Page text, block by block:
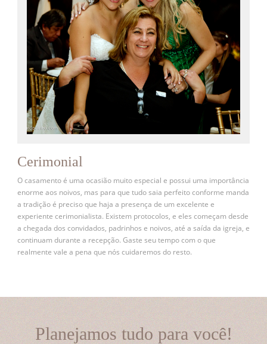
Cerimonial
O casamento é uma ocasião muito especial e possui uma importância
enorme aos noivos, mas para que tudo saia perfeito conforme manda
a tradição é preciso que haja a presença de um excelente e
experiente cerimonialista. Existem protocolos, e eles começam desde
a chegada dos convidados, padrinhos e noivos, até a saída da igreja, e
continuam durante a recepção. Gaste seu tempo com o que
realmente vale a pena que nós cuidaremos do resto.
Planejamos tudo para você!